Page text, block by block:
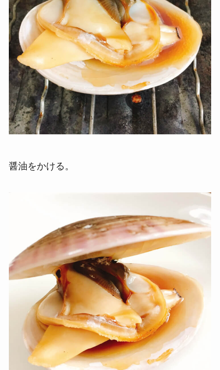
醤油をかける。